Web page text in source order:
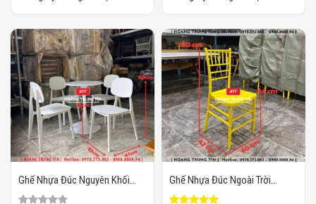
Ghế Nhựa Đúc Nguyên Khối
HTT26
Ghế Nhựa Đúc Ngoài Trời
HTT01